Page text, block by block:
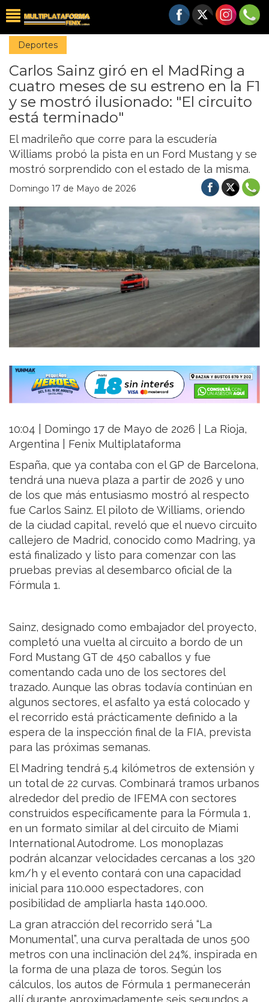
Deportes
Carlos Sainz giró en el MadRing a
cuatro meses de su estreno en la F1
y se mostró ilusionado: "El circuito
está terminado"
El madrileño que corre para la escudería
Williams probó la pista en un Ford Mustang y se
mostró sorprendido con el estado de la misma.
Domingo 17 de Mayo de 2026
10:04 | Domingo 17 de Mayo de 2026 | La Rioja,
Argentina | Fenix Multiplataforma
España, que ya contaba con el GP de Barcelona,
tendrá una nueva plaza a partir de 2026 y uno
de los que más entusiasmo mostró al respecto
fue Carlos Sainz. El piloto de Williams, oriendo
de la ciudad capital, reveló que el nuevo circuito
callejero de Madrid, conocido como Madring, ya
está finalizado y listo para comenzar con las
pruebas previas al desembarco oficial de la
Fórmula 1.
Sainz, designado como embajador del proyecto,
completó una vuelta al circuito a bordo de un
Ford Mustang GT de 450 caballos y fue
comentando cada uno de los sectores del
trazado. Aunque las obras todavía continúan en
algunos sectores, el asfalto ya está colocado y
el recorrido está prácticamente definido a la
espera de la inspección final de la FIA, prevista
para las próximas semanas.
El Madring tendrá 5,4 kilómetros de extensión y
un total de 22 curvas. Combinará tramos urbanos
alrededor del predio de IFEMA con sectores
construidos específicamente para la Fórmula 1,
en un formato similar al del circuito de Miami
International Autodrome. Los monoplazas
podrán alcanzar velocidades cercanas a los 320
km/h y el evento contará con una capacidad
inicial para 110.000 espectadores, con
posibilidad de ampliarla hasta 140.000.
La gran atracción del recorrido será “La
Monumental”, una curva peraltada de unos 500
metros con una inclinación del 24%, inspirada en
la forma de una plaza de toros. Según los
cálculos, los autos de Fórmula 1 permanecerán